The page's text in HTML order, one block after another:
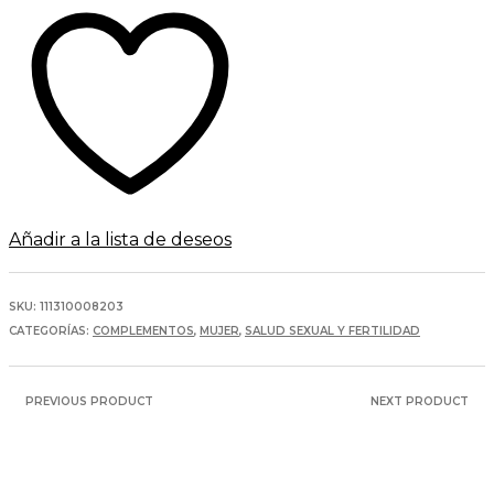
cantidad
Añadir a la lista de deseos
SKU: 111310008203
CATEGORÍAS: COMPLEMENTOS, MUJER, SALUD SEXUAL Y FERTILIDAD
PREVIOUS PRODUCT NEXT PRODUCT